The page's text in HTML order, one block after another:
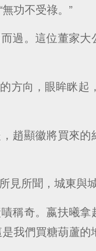
功不受祿。”
過。這位董家
方向，眼眸眯起
趙顯徽將買來
見所聞，城東與
稱奇。嬴扶曦
我們買糖葫蘆的